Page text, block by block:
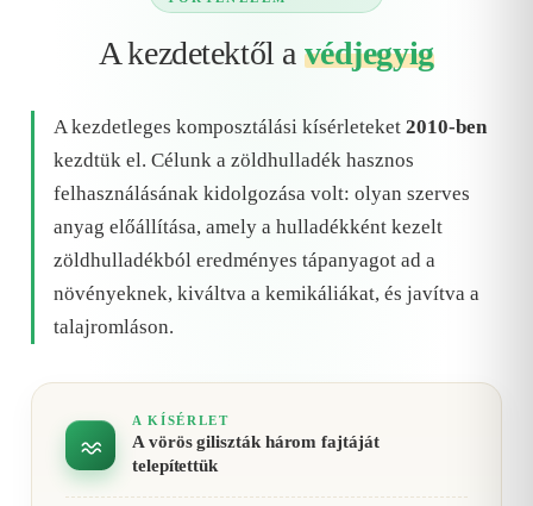
A kezdetektől a védjegyig
A kezdetleges komposztálási kísérleteket 2010-ben
kezdtük el. Célunk a zöldhulladék hasznos
felhasználásának kidolgozása volt: olyan szerves
anyag előállítása, amely a hulladékként kezelt
zöldhulladékból eredményes tápanyagot ad a
növényeknek, kiváltva a kemikáliákat, és javítva a
talajromláson.
A KÍSÉRLET
A vörös giliszták három fajtáját
telepítettük